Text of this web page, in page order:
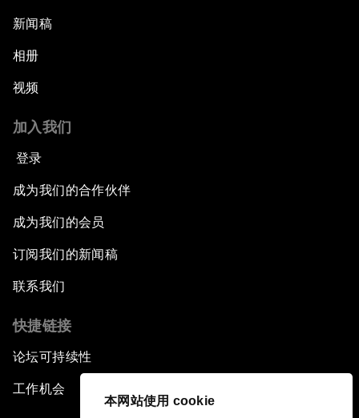
本网站使用 cookie
新闻稿
相册
视频
加入我们
登录
成为我们的合作伙伴
成为我们的会员
订阅我们的新闻稿
联系我们
快捷链接
论坛可持续性
工作机会